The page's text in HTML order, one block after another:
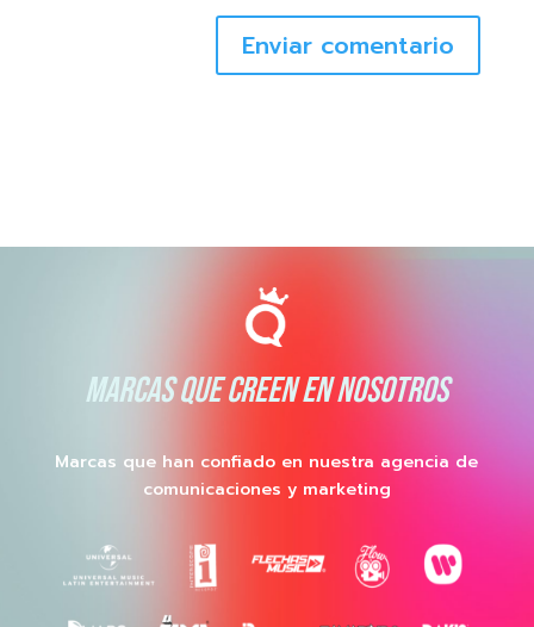
Enviar comentario
MARCAS QUE CREEN EN NOSOTROS
Marcas que han confiado en nuestra agencia de
comunicaciones y marketing